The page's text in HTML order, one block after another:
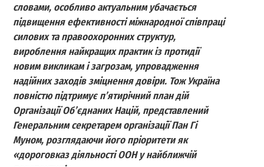
словами, особливо актуальним убачається
підвищення ефективності міжнародної співпраці
силових та правоохоронних структур,
вироблення найкращих практик із протидії
новим викликам і загрозам, упровадження
надійних заходів зміцнення довіри. Тож Україна
повністю підтримує п’ятирічний план дій
Організації Об’єднаних Націй, представлений
Генеральним секретарем організації Пан Гі
Муном, розглядаючи його пріоритети як
«дороговказ діяльності ООН у найближчій